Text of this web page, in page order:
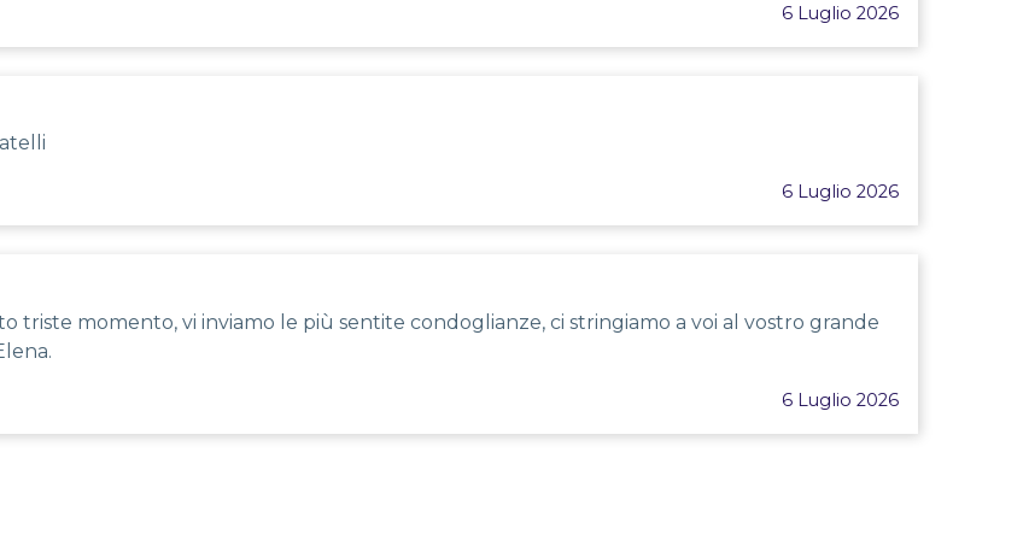
6 Luglio 2026
6 Luglio 2026
triste momento, vi inviamo le più sentite condoglianze, ci stringiamo a voi al vostro grande
6 Luglio 2026